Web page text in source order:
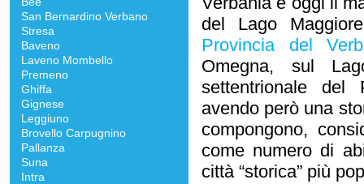
San Bernardino Verbano
Stresa
Baveno
Laveno Mombello
Premeno
Ghiffa
Gignese
Leggiuno
Brovello Carpugnino
Pallanza
Suna
Intra
del Lago
Provincia del
Omegna, sul
settentrionale del
avendo però una
compongono,
come numero di
città “storica” più